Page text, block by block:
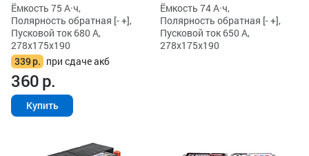
Ёмкость 75 А·ч,
Полярность обратная [- +],
Пусковой ток 680 А,
278x175x190
339р. при сдаче акб
360р.
Купить
Ёмкость 74 А·ч,
Полярность обратная [- +],
Пусковой ток 650 А,
278x175x190